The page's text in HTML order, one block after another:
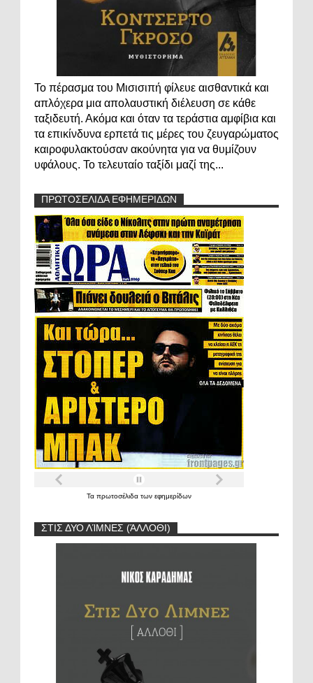
Το πέρασμα του Μισισιπή φίλευε αισθαντικά και
απλόχερα μια απολαυστική διέλευση σε κάθε
ταξιδευτή. Ακόμα και όταν τα τεράστια αμφίβια και
τα επικίνδυνα ερπετά τις μέρες του ζευγαρώματος
καιροφυλακτούσαν ακούνητα για να θυμίζουν
υφάλους. Το τελευταίο ταξίδι μαζί της...
ΠΡΩΤΟΣΕΛΙΔΑ ΕΦΗΜΕΡΙΔΩΝ
Τα πρωτοσέλιδα των εφημερίδων
ΣΤΙΣ ΔΥΟ ΛΊΜΝΕΣ (ΆΛΛΟΘΙ)